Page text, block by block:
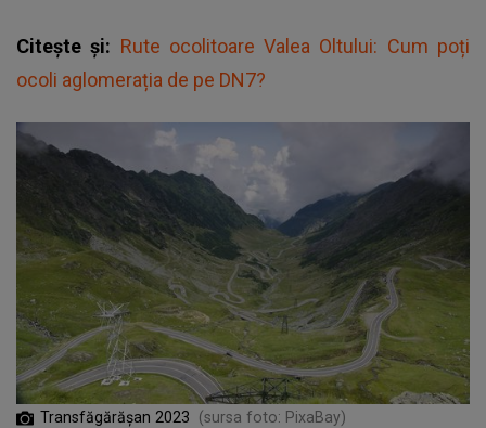
Citește și: Rute ocolitoare Valea Oltului: Cum poți
ocoli aglomerația de pe DN7?
Transfăgărășan 2023 (sursa foto: PixaBay)